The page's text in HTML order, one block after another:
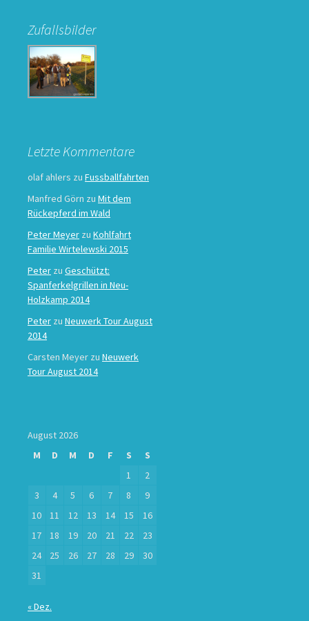
Zufallsbilder
Letzte Kommentare
olaf ahlers zu Fussballfahrten
Manfred Görn zu Mit dem
Rückepferd im Wald
Peter Meyer zu Kohlfahrt
Familie Wirtelewski 2015
Peter zu Geschützt:
Spanferkelgrillen in Neu-
Holzkamp 2014
Peter zu Neuwerk Tour August
2014
Carsten Meyer zu Neuwerk
Tour August 2014
August 2026
M
D M D F S
S
1
2
3
4 5 6 7 8
9
10
11 12 13 14 15
16
17
18 19 20 21 22
23
24
25 26 27 28 29
30
31
« Dez.